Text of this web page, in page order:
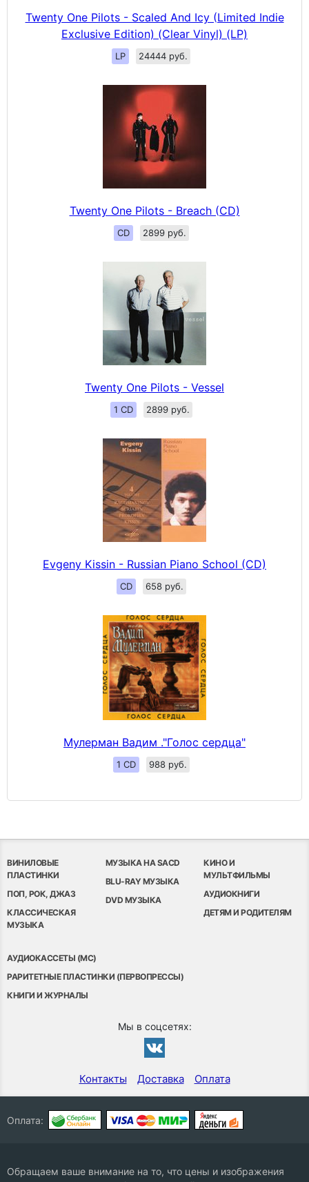
Twenty One Pilots - Scaled And Icy (Limited Indie
Exclusive Edition) (Clear Vinyl) (LP)
LP 24444 руб.
Twenty One Pilots - Breach (CD)
CD 2899 руб.
Twenty One Pilots - Vessel
1 CD 2899 руб.
Evgeny Kissin - Russian Piano School (CD)
CD 658 руб.
Мулерман Вадим ."Голос сердца"
1 CD 988 руб.
ВИНИЛОВЫЕ
ПЛАСТИНКИ
ПОП, РОК, ДЖАЗ
КЛАССИЧЕСКАЯ
МУЗЫКА
МУЗЫКА НА SACD
BLU-RAY МУЗЫКА
DVD МУЗЫКА
КИНО И
МУЛЬТФИЛЬМЫ
АУДИОКНИГИ
ДЕТЯМ И РОДИТЕЛЯМ
АУДИОКАССЕТЫ (MC)
РАРИТЕТНЫЕ ПЛАСТИНКИ (ПЕРВОПРЕССЫ)
КНИГИ И ЖУРНАЛЫ
Мы в соцсетях:
Контакты Доставка Оплата
Оплата:
Обращаем ваше внимание на то, что цены и изображения